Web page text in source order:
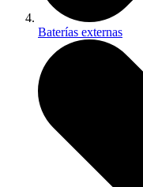
Baterías externas